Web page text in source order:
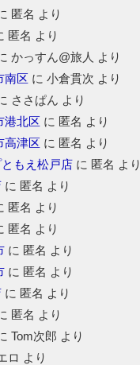
匿名 より
匿名 より
かっすん@旅人 より
南区 に 小倉貫次 より
ささぱん より
港北区 に 匿名 より
高津区 に 匿名 より
もえ松戸店に 匿名 より
に 匿名 より
匿名 より
匿名 より
に 匿名 より
に 匿名 より
に 匿名 より
匿名 より
Tom次郎 より
ロ より